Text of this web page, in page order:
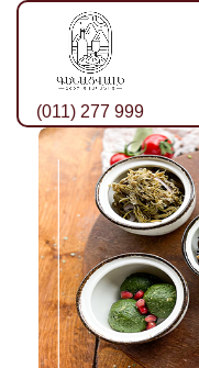
(011) 277 999